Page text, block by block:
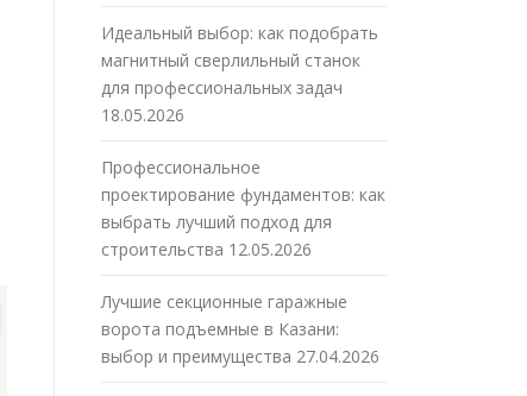
Идеальный выбор: как подобрать
магнитный сверлильный станок
для профессиональных задач
18.05.2026
Профессиональное
проектирование фундаментов: как
выбрать лучший подход для
строительства 12.05.2026
Лучшие секционные гаражные
ворота подъемные в Казани:
выбор и преимущества 27.04.2026